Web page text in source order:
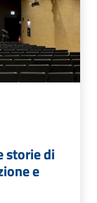
storie di
e